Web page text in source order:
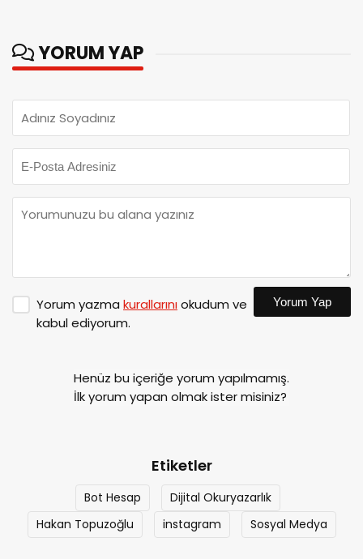
YORUM YAP
Yorum yazma kurallarınıokudum ve
kabul ediyorum.
Yorum Yap
Henüz bu içeriğe yorum yapılmamış.
İlk yorum yapan olmak ister misiniz?
Etiketler
Bot Hesap
Dijital Okuryazarlık
Hakan Topuzoğlu
instagram Sosyal Medya